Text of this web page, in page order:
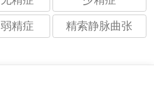
弱精症 精索静脉曲张